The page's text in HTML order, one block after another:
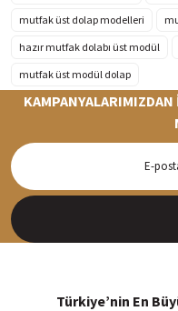
mutfak üst dolap modelleri
hazır mutfak dolabı üst modül
mutfak üst modül dolap
Siparişleriniz en kısa sürede
Türkiye’nin En